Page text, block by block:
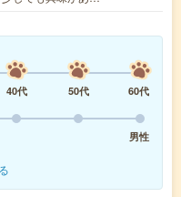
40代 50代
60代
男性